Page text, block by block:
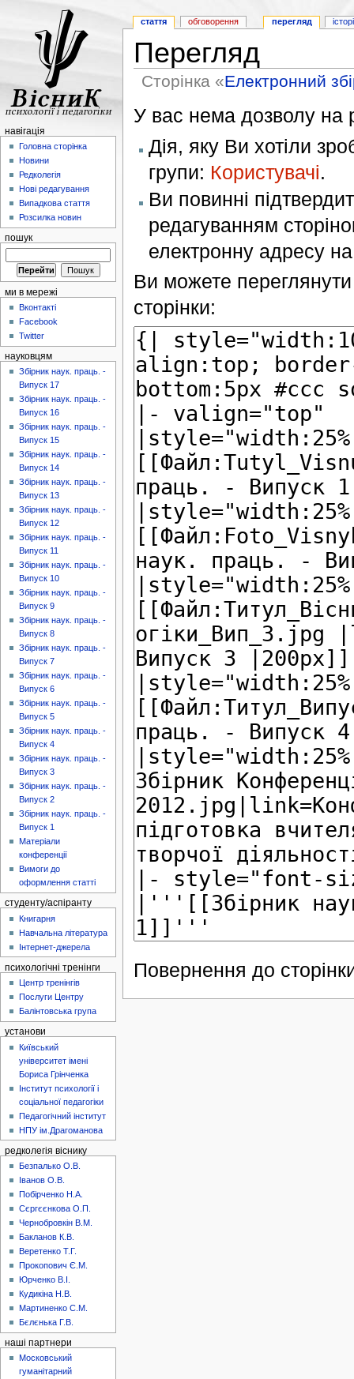
Перегляд
Сторінка «Електронний
У вас нема дозволу на
Дія, яку Ви хотіли
групи: Користувачі.
Ви повинні
редагуванням
електронну адресу
Ви можете переглянути
сторінки:
Повернення до
стаття обговорення перегляд
навігація
Головна сторінка
Новини
Редколегія
Нові редагування
Випадкова стаття
Розсилка новин
пошук
ми в мережі
Вконтакті
Facebook
Twitter
науковцям
Збірник наук. праць. -
Випуск 17
Збірник наук. праць. -
Випуск 16
Збірник наук. праць. -
Випуск 15
Збірник наук. праць. -
Випуск 14
Збірник наук. праць. -
Випуск 13
Збірник наук. праць. -
Випуск 12
Збірник наук. праць. -
Випуск 11
Збірник наук. праць. -
Випуск 10
Збірник наук. праць. -
Випуск 9
Збірник наук. праць. -
Випуск 8
Збірник наук. праць. -
Випуск 7
Збірник наук. праць. -
Випуск 6
Збірник наук. праць. -
Випуск 5
Збірник наук. праць. -
Випуск 4
Збірник наук. праць. -
Випуск 3
Збірник наук. праць. -
Випуск 2
Збірник наук. праць. -
Випуск 1
Матеріали
конференції
Вимоги до
оформлення статті
студенту/аспіранту
Книгарня
Навчальна література
Інтернет-джерела
психологічні тренінги
Центр тренінгів
Послуги Центру
Балінтовська група
установи
Київський
університет імені
Бориса Грінченка
Інститут психології і
соціальної педагогіки
Педагогічний інститут
НПУ ім.Драгоманова
редколегія віснику
Безпалько О.В.
Іванов О.В.
Побірченко Н.А.
Сєргєєнкова О.П.
Чернобровкін В.М.
Бакланов К.В.
Веретенко Т.Г.
Прокопович Є.М.
Юрченко В.І.
Кудикіна Н.В.
Мартиненко С.М.
Бєлєнька Г.В.
наші партнери
Московський
гуманітарний